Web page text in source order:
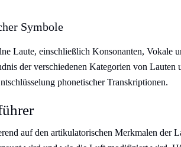
Symbole
Laute, einschließlich Konsonanten, Vokale
der verschiedenen Kategorien von Lauten
phonetischer Transkriptionen.
auf den artikulatorischen Merkmalen der